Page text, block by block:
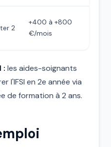
2
+400 à +800
€/mois
: les aides-soignants
l'IFSI en 2e année via
de formation à 2 ans.